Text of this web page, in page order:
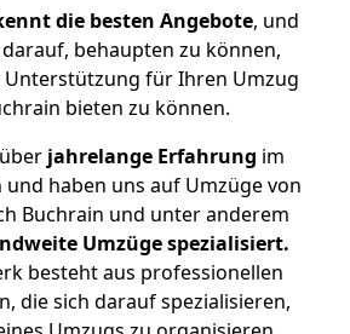
die besten Angebote, und
behaupten zu können,
Unterstützung für Ihren Umzug
bieten zu können.
jahrelange Erfahrung im
haben uns auf Umzüge von
Buchrain und unter anderem
Umzüge spezialisiert.
besteht aus professionellen
die sich darauf spezialisieren,